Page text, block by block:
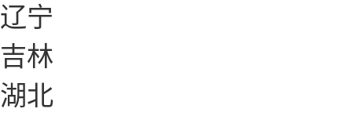
辽宁
吉林
湖北